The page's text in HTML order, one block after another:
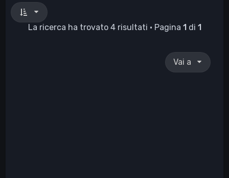
La ricerca ha trovato 4 risultati • Pagina 1 di 1
Vai a